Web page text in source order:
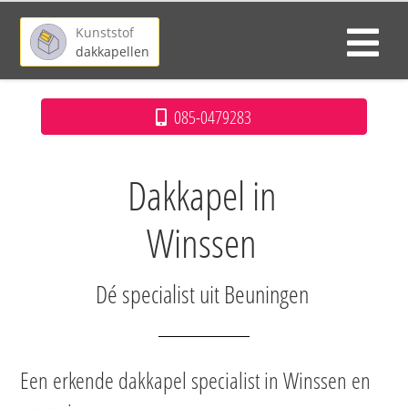
Kunststof
dakkapellen
085-0479283
Dakkapel in
Winssen
Dé specialist uit Beuningen
Een erkende dakkapel specialist in Winssen en